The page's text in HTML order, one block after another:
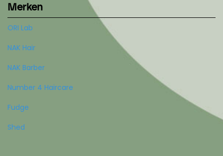
Merken
ORI Lab
NAK Hair
NAK Barber
Number 4 Haircare
Fudge
Shed